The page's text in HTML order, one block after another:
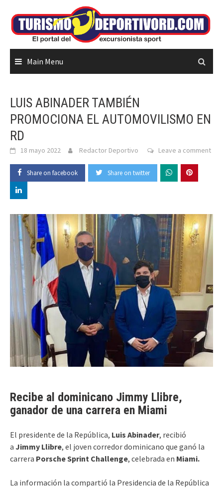
content
Main Menu
LUIS ABINADER TAMBIÉN
PROMOCIONA EL AUTOMOVILISMO EN
RD
18 mayo 2022 Redactor Deportivo Leave a comment
Share on facebook Share on twitter
Recibe al dominicano Jimmy Llibre,
ganador de una carrera en Miami
El presidente de la República, Luis Abinader, recibió
a Jimmy Llibre, el joven corredor dominicano que ganó la
carrera Porsche Sprint Challenge, celebrada en Miami.
La información la compartió la Presidencia de la República